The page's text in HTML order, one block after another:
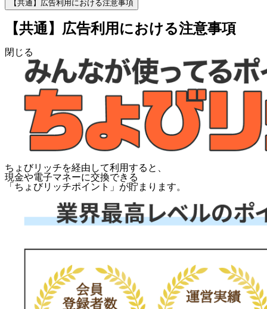
【共通】広告利用における注意事項
【共通】広告利用における注意事項
閉じる
ちょびリッチを経由して利用すると、
現金や電子マネーに交換できる
「 ちょびリッチポイント 」が貯まります。